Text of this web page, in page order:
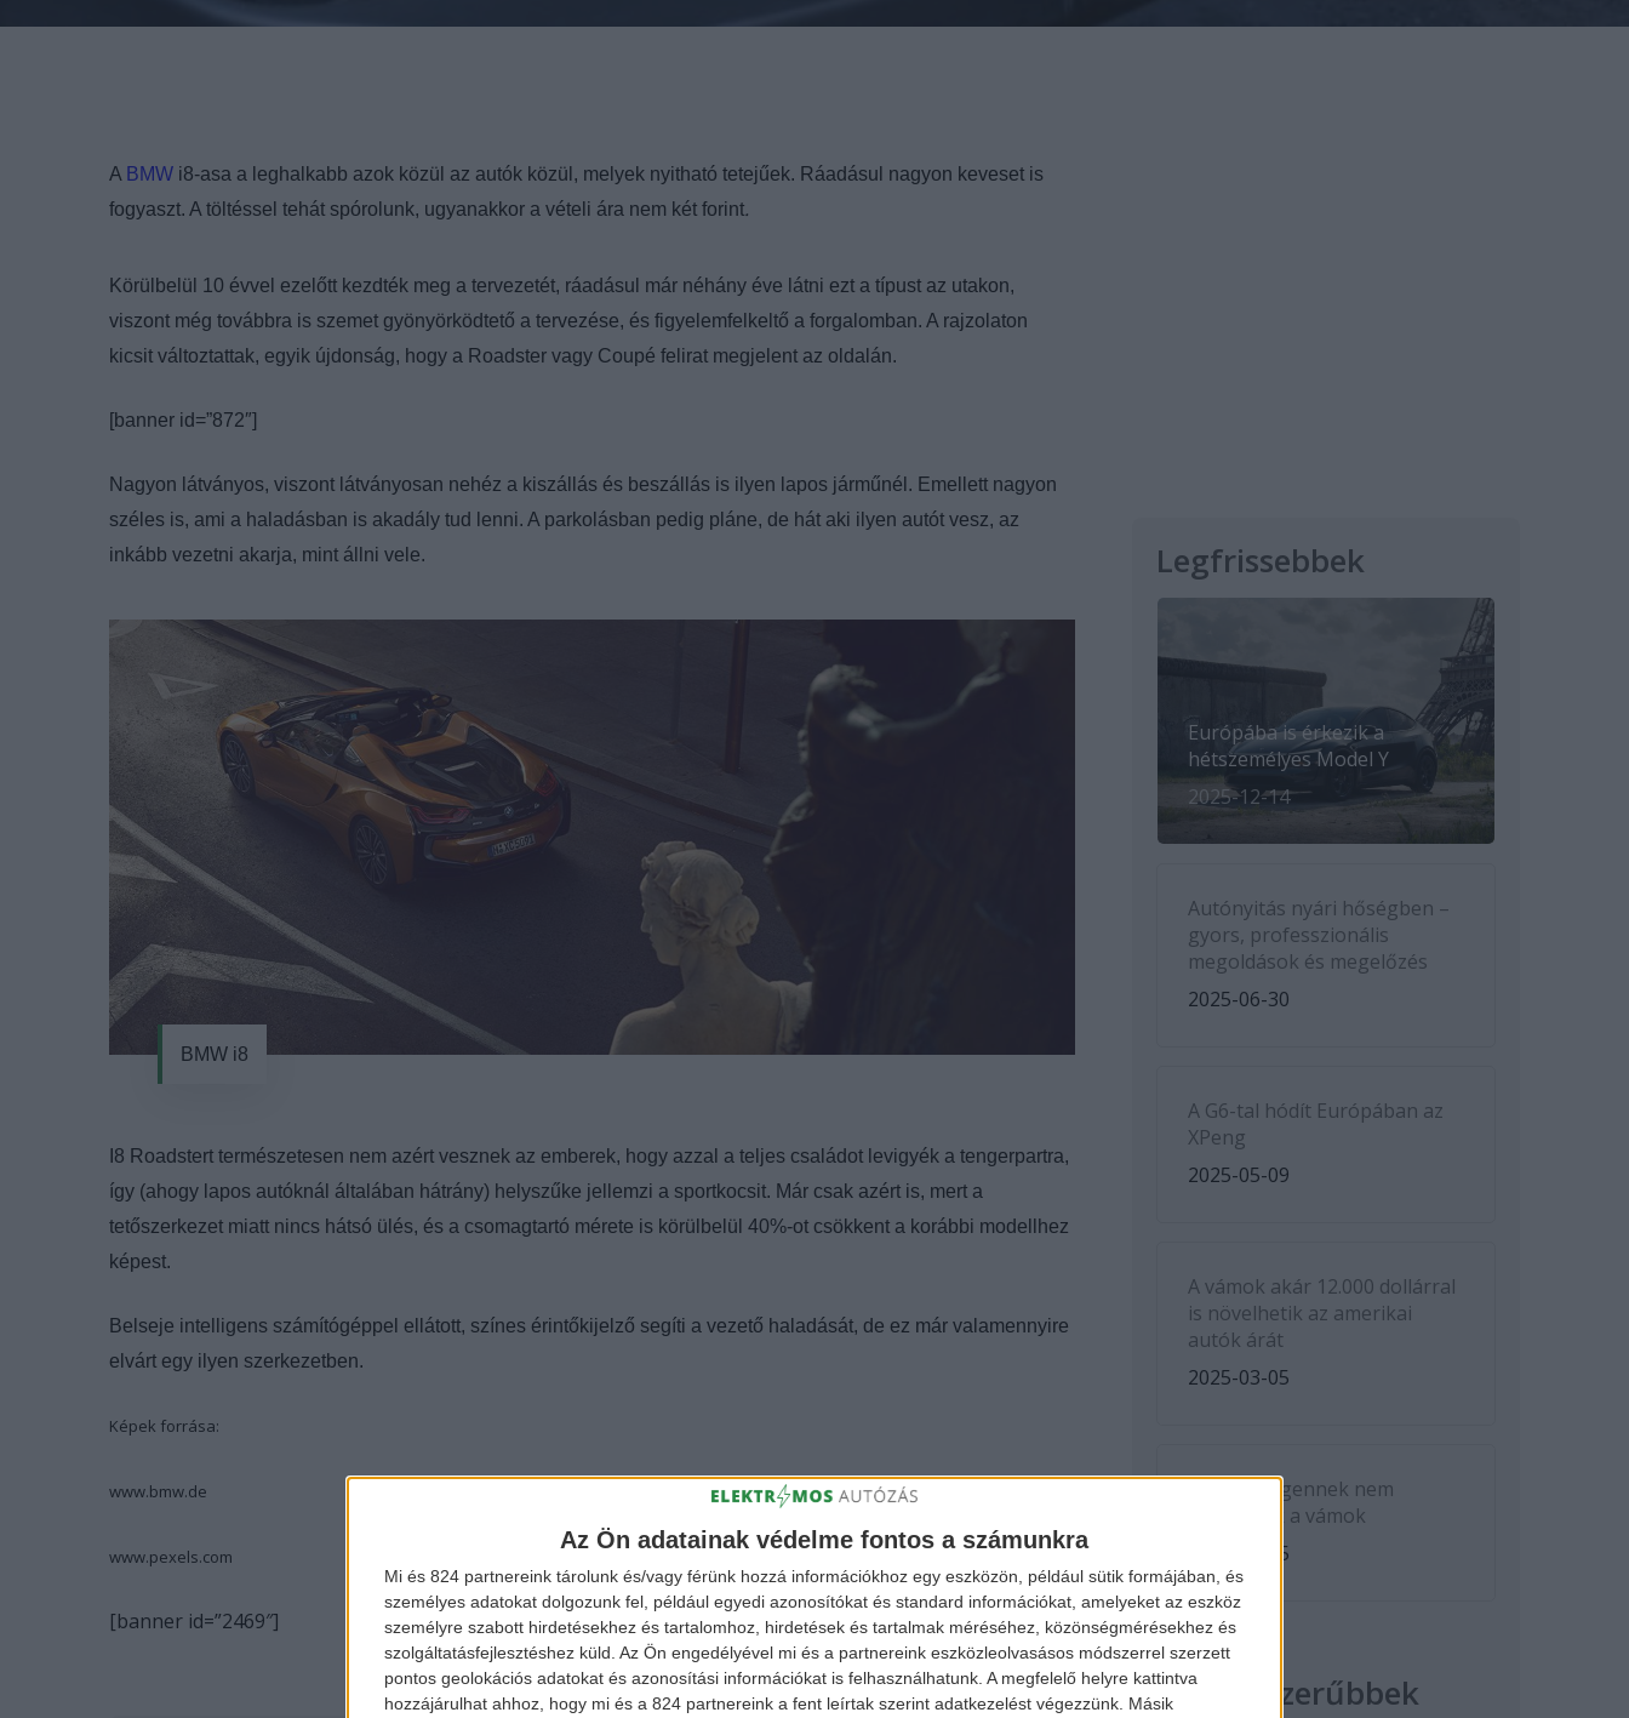
Az Ön adatainak védelme fontos a számunkra
Mi és 824 partnereink tárolunk és/vagy férünk hozzá információkhoz egy eszközön, például sütik formájában, és
személyes adatokat dolgozunk fel, például egyedi azonosítókat és standard információkat, amelyeket az eszköz
személyre szabott hirdetésekhez és tartalomhoz, hirdetések és tartalmak méréséhez, közönségmérésekhez és
szolgáltatásfejlesztéshez küld. Az Ön engedélyével mi és a partnereink eszközleolvasásos módszerrel szerzett
pontos geolokációs adatokat és azonosítási információkat is felhasználhatunk. A megfelelő helyre kattintva
hozzájárulhat ahhoz, hogy mi és a 824 partnereink a fent leírtak szerint adatkezelést végezzünk. Másik
A BMW i8-asa a leghalkabb azok közül az autók közül, melyek nyitható tetejűek. Ráadásul nagyon keveset is
fogyaszt. A töltéssel tehát spórolunk, ugyanakkor a vételi ára nem két forint.
Körülbelül 10 évvel ezelőtt kezdték meg a tervezetét, ráadásul már néhány éve látni ezt a típust az utakon,
viszont még továbbra is szemet gyönyörködtető a tervezése, és figyelemfelkeltő a forgalomban. A rajzolaton
kicsit változtattak, egyik újdonság, hogy a Roadster vagy Coupé felirat megjelent az oldalán.
[banner id=”872″]
Nagyon látványos, viszont látványosan nehéz a kiszállás és beszállás is ilyen lapos járműnél. Emellett nagyon
széles is, ami a haladásban is akadály tud lenni. A parkolásban pedig pláne, de hát aki ilyen autót vesz, az
inkább vezetni akarja, mint állni vele.
BMW i8
I8 Roadstert természetesen nem azért vesznek az emberek, hogy azzal a teljes családot levigyék a tengerpartra,
így (ahogy lapos autóknál általában hátrány) helyszűke jellemzi a sportkocsit. Már csak azért is, mert a
tetőszerkezet miatt nincs hátsó ülés, és a csomagtartó mérete is körülbelül 40%-ot csökkent a korábbi modellhez
képest.
Belseje intelligens számítógéppel ellátott, színes érintőkijelző segíti a vezető haladását, de ez már valamennyire
elvárt egy ilyen szerkezetben.
Képek forrása:
www.bmw.de
www.pexels.com
[banner id=”2469″]
Legfrissebbek
Európába is érkezik a
hétszemélyes Model Y
2025-12-14
Autónyitás nyári hőségben –
gyors, professzionális
megoldások és megelőzés
2025-06-30
A G6-tal hódít Európában az
XPeng
2025-05-09
A vámok akár 12.000 dollárral
is növelhetik az amerikai
autók árát
2025-03-05
A Volkswagennek nem
kedveznek a vámok
2025-03-05
Legnépszerűbbek